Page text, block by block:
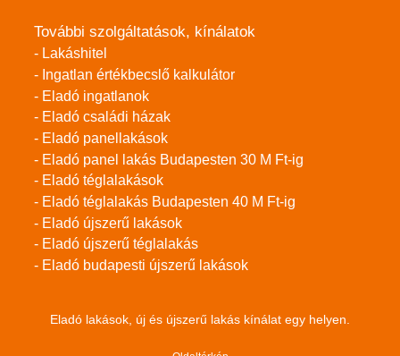
További szolgáltatások, kínálatok
- Lakáshitel
- Ingatlan értékbecslő kalkulátor
- Eladó ingatlanok
- Eladó családi házak
- Eladó panellakások
- Eladó panel lakás Budapesten 30 M Ft-ig
- Eladó téglalakások
- Eladó téglalakás Budapesten 40 M Ft-ig
- Eladó újszerű lakások
- Eladó újszerű téglalakás
- Eladó budapesti újszerű lakások
Eladó lakások, új és újszerű lakás kínálat egy helyen.